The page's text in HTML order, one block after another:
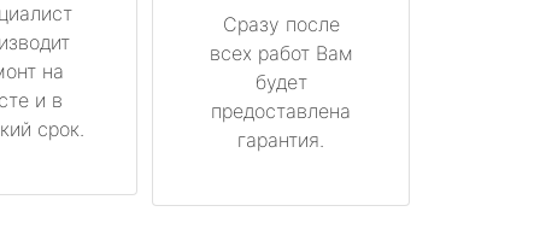
на
и в
срок.
Сразу после
всех работ Вам
будет
предоставлена
гарантия.